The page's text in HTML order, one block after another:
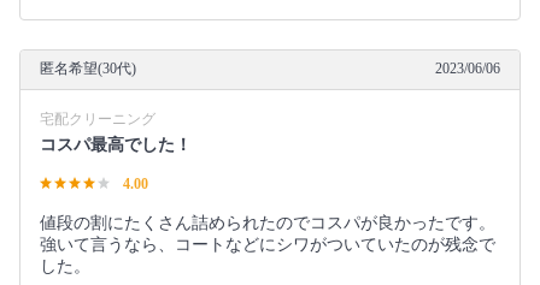
匿名希望(30代) 2023/06/06
宅配クリーニング
コスパ最高でした！
4.00
値段の割にたくさん詰められたのでコスパが良かったです。
強いて言うなら、コートなどにシワがついていたのが残念で
した。